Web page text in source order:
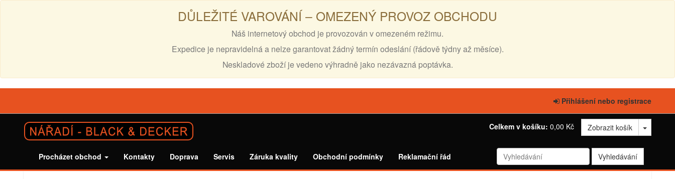
DŮLEŽITÉ VAROVÁNÍ – OMEZENÝ PROVOZ OBCHODU
Náš internetový obchod je provozován v omezeném režimu.
Expedice je nepravidelná a nelze garantovat žádný termín odeslání (řádově týdny až měsíce).
Neskladové zboží je vedeno výhradně jako nezávazná poptávka.
Přihlášení nebo registrace
Celkem v košíku: 0,00 Kč Zobrazit košík
Procházet obchod Kontakty Doprava Servis Záruka kvality Obchodní podmínky Reklamační řád